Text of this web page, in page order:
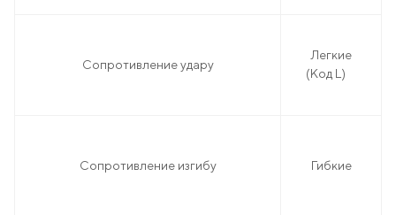
Сопротивление удару
Легкие
(Код L)
Сопротивление изгибу Гибкие